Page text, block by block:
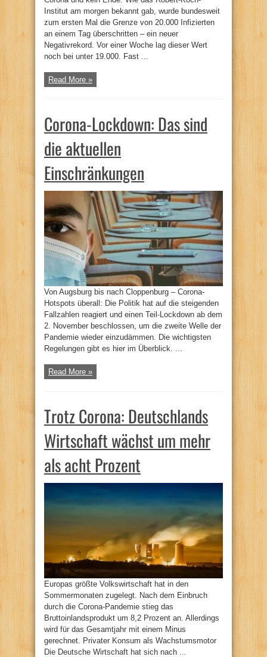
Institut am morgen bekannt gab, wurde bundesweit
zum ersten Mal die Grenze von 20.000 Infizierten
an einem Tag überschritten – ein neuer
Negativrekord. Vor einer Woche lag dieser Wert
noch bei unter 19.000. Fast ...
Read More »
Corona-Lockdown: Das sind
die aktuellen
Einschränkungen
Von Augsburg bis nach Cloppenburg – Corona-
Hotspots überall: Die Politik hat auf die steigenden
Fallzahlen reagiert und einen Teil-Lockdown ab dem
2. November beschlossen, um die zweite Welle der
Pandemie wieder einzudämmen. Die wichtigsten
Regelungen gibt es hier im Überblick. ...
Read More »
Trotz Corona: Deutschlands
Wirtschaft wächst um mehr
als acht Prozent
Europas größte Volkswirtschaft hat in den
Sommermonaten zugelegt. Nach dem Einbruch
durch die Corona-Pandemie stieg das
Bruttoinlandsprodukt um 8,2 Prozent an. Allerdings
wird für das Gesamtjahr mit einem Minus
gerechnet. Privater Konsum als Wachstumsmotor
Die Deutsche Wirtschaft hat sich nach ...